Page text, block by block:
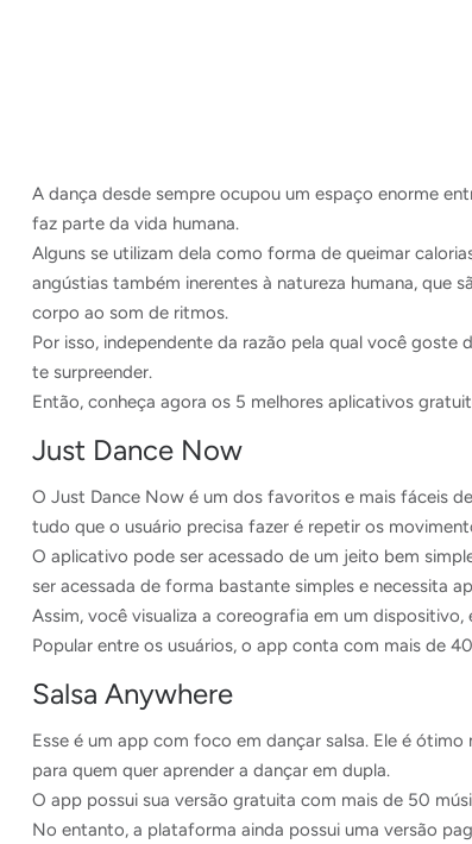
A dança desde sempre ocupou um espaço enorme
faz parte da vida humana.
Alguns se utilizam dela como forma de queimar
angústias também inerentes à natureza humana, que
corpo ao som de ritmos.
Por isso, independente da razão pela qual você
te surpreender.
Então, conheça agora os 5 melhores aplicativos
Just Dance Now
O Just Dance Now é um dos favoritos e mais fáceis
tudo que o usuário precisa fazer é repetir os
O aplicativo pode ser acessado de um jeito bem
ser acessada de forma bastante simples e necessita
Assim, você visualiza a coreografia em um
Popular entre os usuários, o app conta com mais de
Salsa Anywhere
Esse é um app com foco em dançar salsa. Ele é
para quem quer aprender a dançar em dupla.
O app possui sua versão gratuita com mais de 50
No entanto, a plataforma ainda possui uma versão